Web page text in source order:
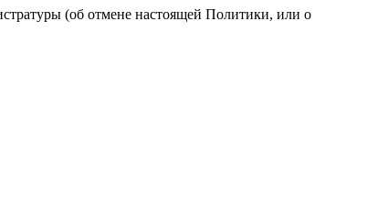
(об отмене настоящей Политики, или о